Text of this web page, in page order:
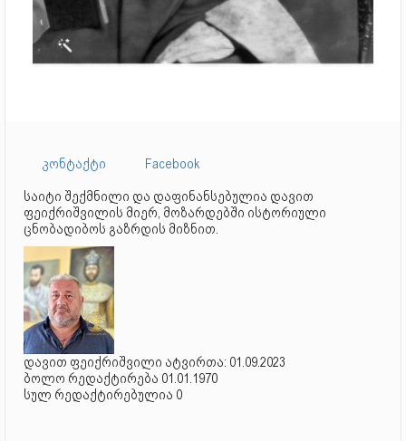
კონტაქტი
Facebook
საიტი შექმნილი და დაფინანსებულია დავით
ფეიქრიშვილის მიერ, მოზარდებში ისტორიული
ცნობადიბოს გაზრდის მიზნით.
დავით ფეიქრიშვილი ატვირთა: 01.09.2023
ბოლო რედაქტირება 01.01.1970
სულ რედაქტირებულია 0